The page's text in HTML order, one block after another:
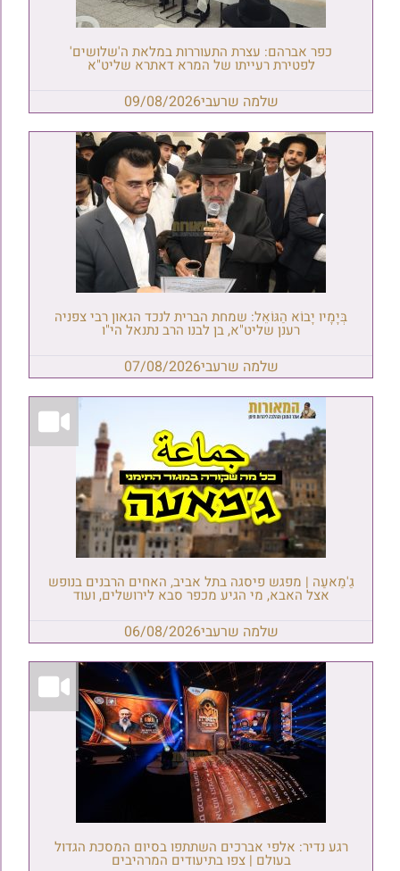
כפר אברהם: עצרת התעוררות במלאת ה'שלושים'
לפטירת רעייתו של המרא דאתרא שליט"א
שלמה שרעבי09/08/2026
בְּיָמָיו יָבוֹא הַגּוֹאֵל: שמחת הברית לנכד הגאון רבי צפניה
רענן שליט"א, בן לבנו הרב נתנאל הי"ו
שלמה שרעבי07/08/2026
גַ'מַאעַה | מפגש פיסגה בתל אביב, האחים הרבנים בנופש
אצל האבא, מי הגיע מכפר סבא לירושלים, ועוד
שלמה שרעבי06/08/2026
רגע נדיר: אלפי אברכים השתתפו בסיום המסכת הגדול
בעולם | צפו בתיעודים המרהיבים